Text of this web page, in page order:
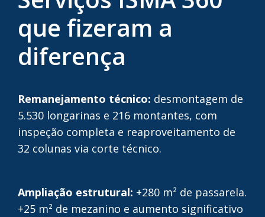
que fizeram a
diferença
Remanejamento técnico: desmontagem de
5.530 longarinas e 216 montantes, com
inspeção completa e reaproveitamento de
32 colunas via corte técnico.
Ampliação estrutural: +280 m² de passarela.
+25 m² de mezanino e aumento significativo